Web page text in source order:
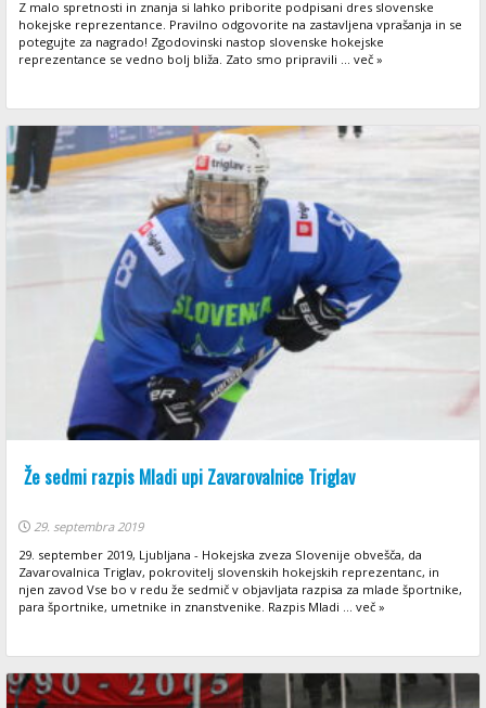
Z malo spretnosti in znanja si lahko priborite podpisani dres slovenske
hokejske reprezentance. Pravilno odgovorite na zastavljena vprašanja in se
potegujte za nagrado! Zgodovinski nastop slovenske hokejske
reprezentance se vedno bolj bliža. Zato smo pripravili ... več »
Že sedmi razpis Mladi upi Zavarovalnice Triglav
29. septembra 2019
29. september 2019, Ljubljana - Hokejska zveza Slovenije obvešča, da
Zavarovalnica Triglav, pokrovitelj slovenskih hokejskih reprezentanc, in
njen zavod Vse bo v redu že sedmič v objavljata razpisa za mlade športnike,
para športnike, umetnike in znanstvenike. Razpis Mladi ... več »